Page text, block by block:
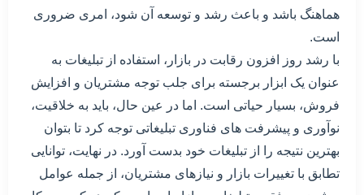
هماهنگ باشد و باعث رشد و توسعه آن شود، امری ضروری
است.
با رشد روز افزون رقابت در بازار، استفاده از تبلیغات به
عنوان یک ابزار برجسته برای جلب توجه مشتریان و افزایش
فروش، بسیار حیاتی است. اما در عین حال، باید به خلاقیت،
نوآوری و پیشرفت های فناوری تبلیغاتی توجه کرد تا بتوان
بهترین نتیجه را از تبلیغات خود بدست آورد. در نهایت، توانایی
تطابق با تغییرات بازار و نیازهای مشتریان، از جمله عوامل